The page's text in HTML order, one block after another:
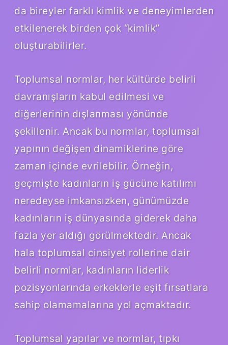
da bireyler farklı kimlik ve deneyimlerden
etkilenerek birden çok “kimlik”
oluşturabilirler.
Toplumsal normlar, her kültürde belirli
davranışların kabul edilmesi ve
diğerlerinin dışlanması yönünde
şekillenir. Ancak bu normlar, toplumsal
yapının değişen dinamiklerine göre
zaman içinde evrilebilir. Örneğin,
geçmişte kadınların iş gücüne katılımı
neredeyse imkansızken, günümüzde
kadınların iş dünyasında giderek daha
fazla yer aldığı görülmektedir. Ancak
hala toplumsal cinsiyet rollerine dair
belirli normlar, kadınların liderlik
pozisyonlarında erkeklerle eşit fırsatlara
sahip olamamalarına yol açmaktadır.
Toplumsal yapılar ve normlar, tıpkı